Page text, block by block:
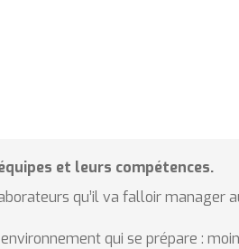
et leurs compétences.
qu’il va falloir manager
qui se prépare :